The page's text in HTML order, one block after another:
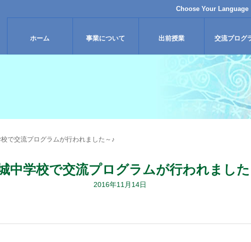
Choose Your Language
ホーム 事業について 出前授業 交流プログ
で交流プログラムが行われました～♪
中学校で交流プログラムが行われました
2016年11月14日